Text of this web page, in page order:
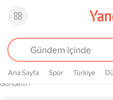
Ana Sayfa Spor Türkiye
Buradasın
Gündem›